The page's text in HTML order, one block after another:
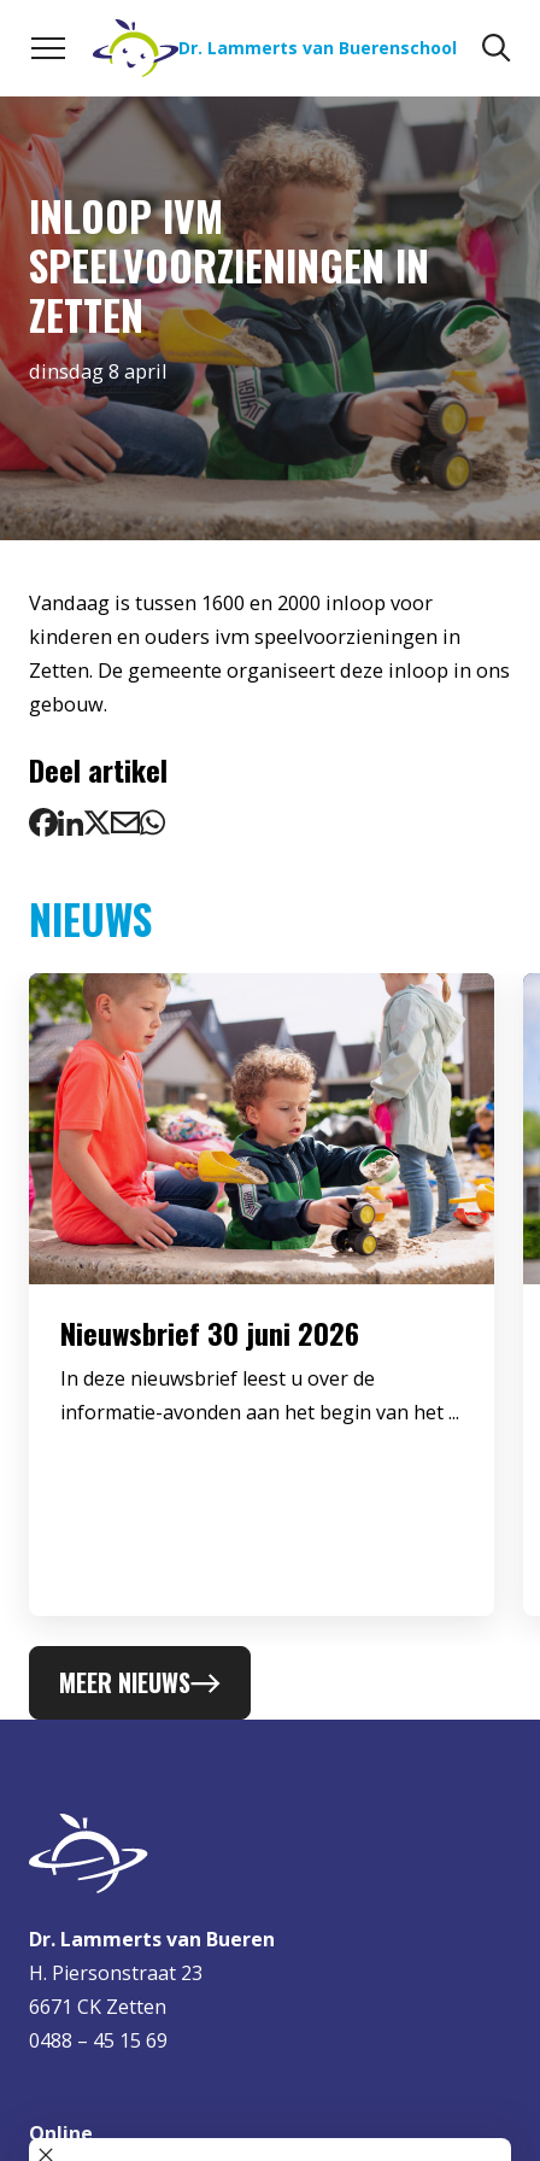
Naar de inhoud
Dr. Lammerts van Buerenschool
INLOOP IVM
SPEELVOORZIENINGEN IN
ZETTEN
dinsdag 8 april
Vandaag is tussen 1600 en 2000 inloop voor
kinderen en ouders ivm speelvoorzieningen in
Zetten. De gemeente organiseert deze inloop in ons
gebouw.
Deel artikel
NIEUWS
Nieuwsbrief 30 juni 2026
In deze nieuwsbrief leest u over de
informatie-avonden aan het begin van het ...
MEER NIEUWS
Dr. Lammerts van Bueren
H. Piersonstraat 23
6671 CK Zetten
0488 – 45 15 69
Online